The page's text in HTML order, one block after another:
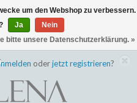
oderjetzt registrieren?
um den Webshop zu verbessern.
Ja
Nein
bitte unsere Datenschutzerklärung. »
Shop befindet sich im Aufbau
eingehalten oder erfüllt